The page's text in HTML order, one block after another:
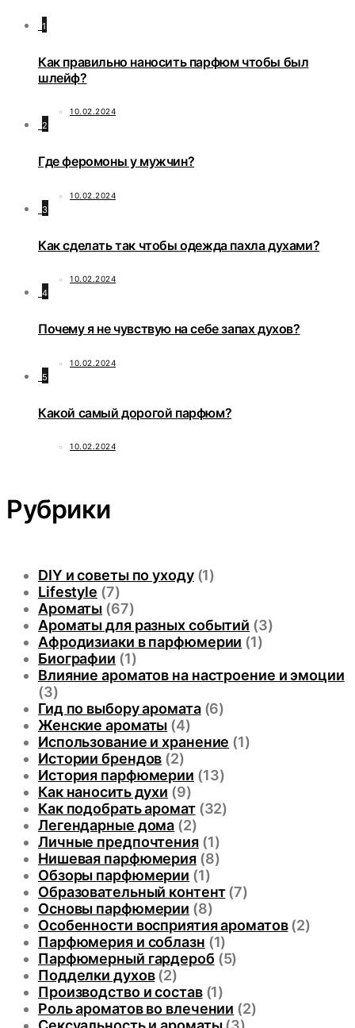
1
Как правильно наносить парфюм чтобы был
шлейф?
10.02.2024
2
Где феромоны у мужчин?
10.02.2024
3
Как сделать так чтобы одежда пахла духами?
10.02.2024
4
Почему я не чувствую на себе запах духов?
10.02.2024
5
Какой самый дорогой парфюм?
10.02.2024
Рубрики
DIY и советы по уходу(1)
Lifestyle (7)
Ароматы (67)
Ароматы для разных событий (3)
Афродизиаки в парфюмерии (1)
Биографии (1)
Влияние ароматов на настроение и эмоции
(3)
Гид по выбору аромата(6)
Женские ароматы (4)
Использование и хранение (1)
Истории брендов (2)
История парфюмерии (13)
Как наносить духи (9)
Как подобрать аромат(32)
Легендарные дома (2)
Личные предпочтения(1)
Нишевая парфюмерия(8)
Обзоры парфюмерии (1)
Образовательный контент(7)
Основы парфюмерии (8)
Особенности восприятия ароматов(2)
Парфюмерия и соблазн (1)
Парфюмерный гардероб (5)
Подделки духов(2)
Производство и состав(1)
Роль ароматов во влечении (2)